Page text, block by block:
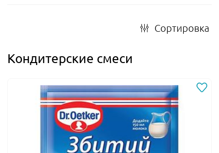
Сортировка
Кондитерские смеси